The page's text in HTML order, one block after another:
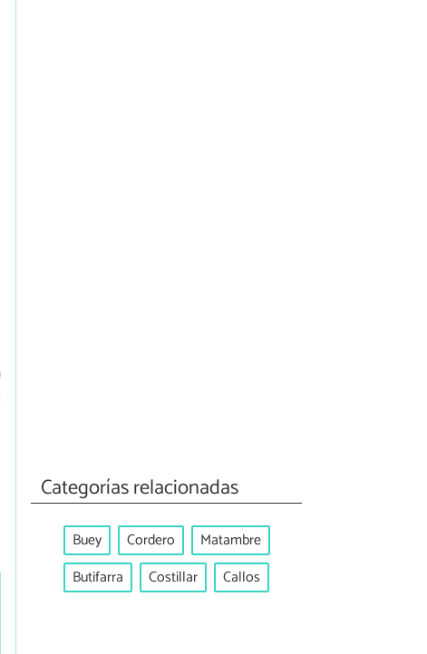
Categorías relacionadas
Buey Cordero
Matambre
Butifarra
Costillar Callos